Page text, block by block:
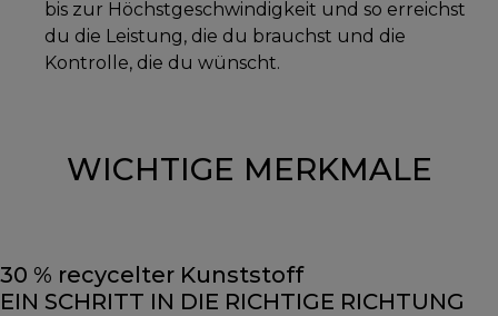
bis zur Höchstgeschwindigkeit und so erreichst
du die Leistung, die du brauchst und die
Kontrolle, die du wünscht.
WICHTIGE MERKMALE
30 % recycelter Kunststoff
EIN SCHRITT IN DIE RICHTIGE RICHTUNG